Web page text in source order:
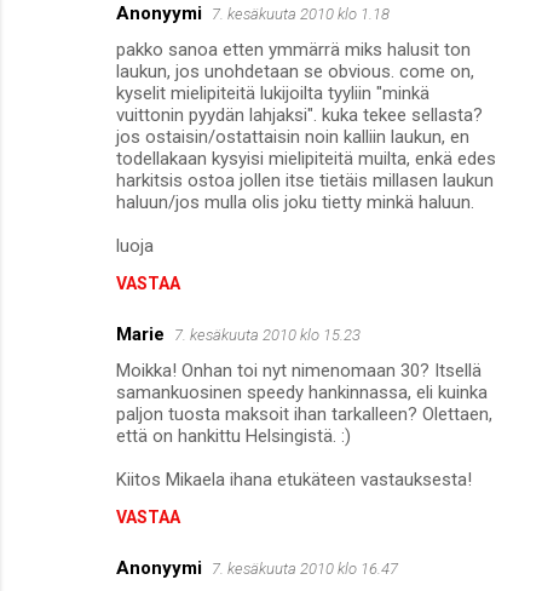
Anonyymi 7. kesäkuuta 2010 klo 1.18
pakko sanoa etten ymmärrä miks halusit ton
laukun, jos unohdetaan se obvious. come on,
kyselit mielipiteitä lukijoilta tyyliin "minkä
vuittonin pyydän lahjaksi". kuka tekee sellasta?
jos ostaisin/ostattaisin noin kalliin laukun, en
todellakaan kysyisi mielipiteitä muilta, enkä edes
harkitsis ostoa jollen itse tietäis millasen laukun
haluun/jos mulla olis joku tietty minkä haluun.
luoja
VASTAA
Marie 7. kesäkuuta 2010 klo 15.23
Moikka! Onhan toi nyt nimenomaan 30? Itsellä
samankuosinen speedy hankinnassa, eli kuinka
paljon tuosta maksoit ihan tarkalleen? Olettaen,
että on hankittu Helsingistä. :)
Kiitos Mikaela ihana etukäteen vastauksesta!
VASTAA
Anonyymi 7. kesäkuuta 2010 klo 16.47